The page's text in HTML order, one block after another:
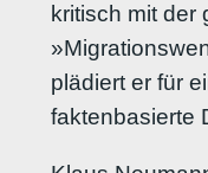
kritisch mit der
plädiert er für
faktenbasierte